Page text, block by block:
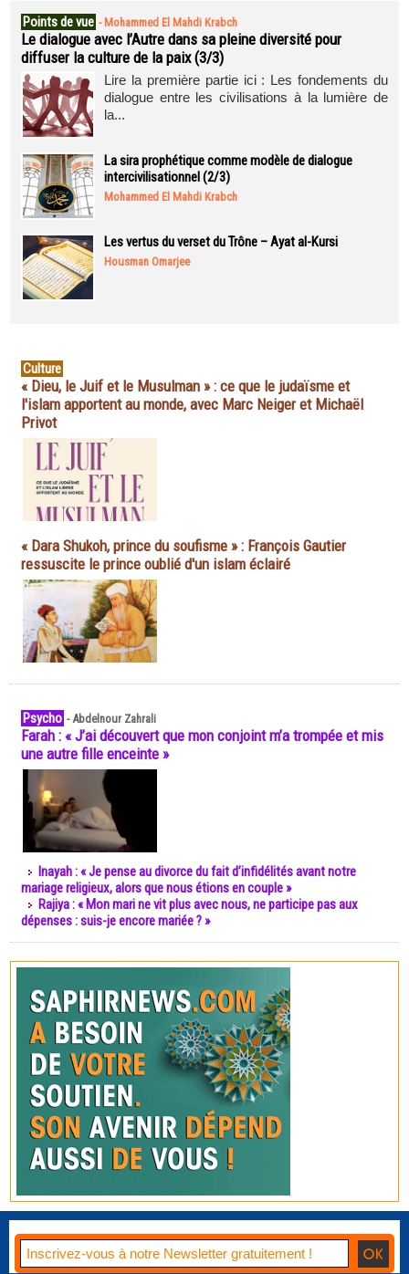
Points de vue - Mohammed El Mahdi Krabch
Le dialogue avec l’Autre dans sa pleine diversité pour
diffuser la culture de la paix (3/3)
Lire la première partie ici : Les fondements du
dialogue entre les civilisations à la lumière de
la...
La sira prophétique comme modèle de dialogue
intercivilisationnel (2/3)
Mohammed El Mahdi Krabch
Les vertus du verset du Trône – Ayat al-Kursi
Housman Omarjee
Culture
« Dieu, le Juif et le Musulman » : ce que le judaïsme et
l'islam apportent au monde, avec Marc Neiger et Michaël
Privot
« Dara Shukoh, prince du soufisme » : François Gautier
ressuscite le prince oublié d'un islam éclairé
Psycho -Abdelnour Zahrali
Farah : « J’ai découvert que mon conjoint m’a trompée et mis
une autre fille enceinte »
Inayah : « Je pense au divorce du fait d’infidélités avant notre
mariage religieux, alors que nous étions en couple »
Rajiya : « Mon mari ne vit plus avec nous, ne participe pas aux
dépenses : suis-je encore mariée ? »